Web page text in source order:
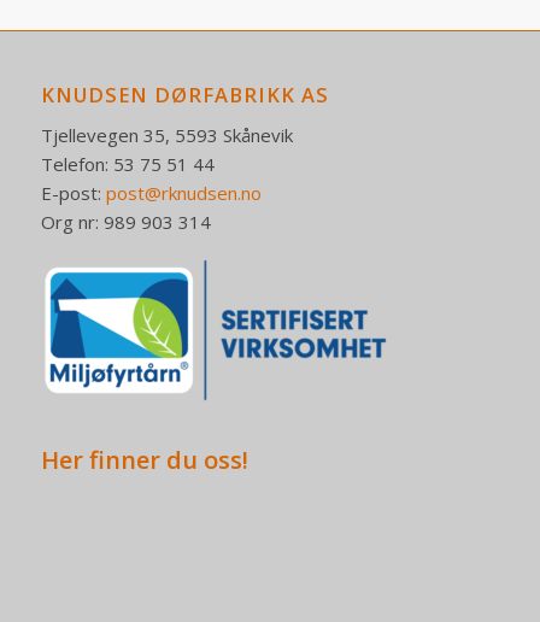
KNUDSEN DØRFABRIKK AS
Tjellevegen 35, 5593 Skånevik
Telefon: 53 75 51 44
E-post: post@rknudsen.no
Org nr: 989 903 314
Her finner du oss!